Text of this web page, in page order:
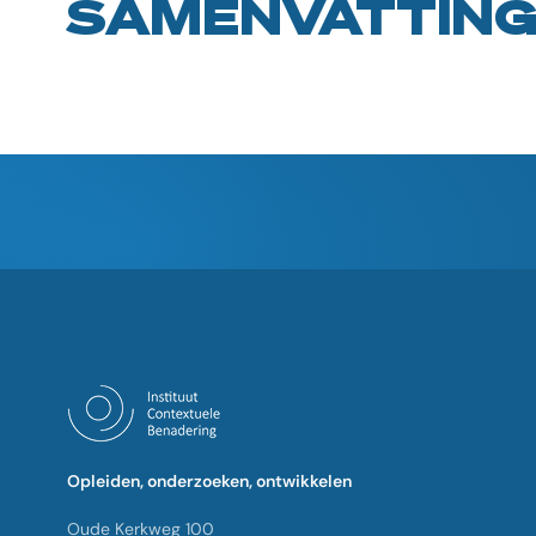
Opleiden, onderzoeken, ontwikkelen
Oude Kerkweg 100